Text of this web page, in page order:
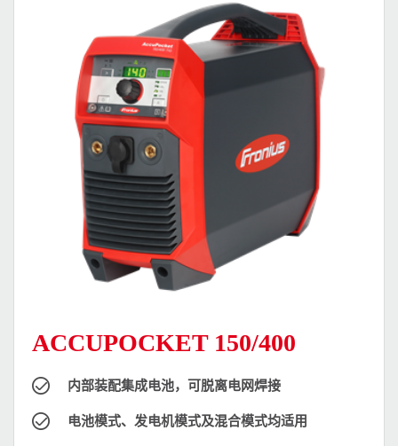
ACCUPOCKET 150/400
内部装配集成电池，可脱离电网焊接
电池模式、发电机模式及混合模式均适用